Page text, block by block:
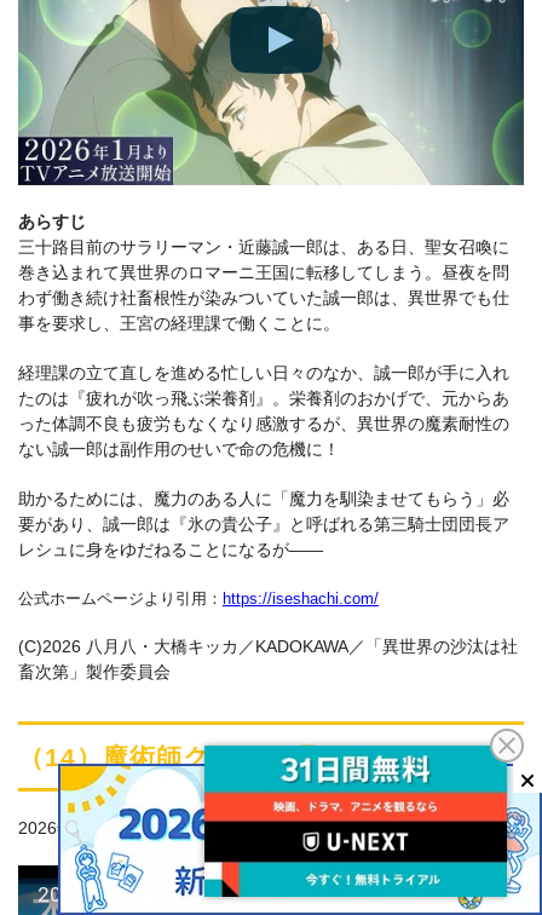
あらすじ
三十路目前のサラリーマン・近藤誠一郎は、ある日、聖女召喚に
巻き込まれて異世界のロマーニ王国に転移してしまう。昼夜を問
わず働き続け社畜根性が染みついていた誠一郎は、異世界でも仕
事を要求し、王宮の経理課で働くことに。
経理課の立て直しを進める忙しい日々のなか、誠一郎が手に入れ
たのは『疲れが吹っ飛ぶ栄養剤』。栄養剤のおかげで、元からあ
った体調不良も疲労もなくなり感激するが、異世界の魔素耐性の
ない誠一郎は副作用のせいで命の危機に！
助かるためには、魔力のある人に「魔力を馴染ませてもらう」必
要があり、誠一郎は『氷の貴公子』と呼ばれる第三騎士団団長ア
レシュに身をゆだねることになるが――
公式ホームページより引用： https://iseshachi.com/
(C)2026 八月八・大橋キッカ／KADOKAWA／「異世界の沙汰は社
畜次第」製作委員会
（14）魔術師クノンは見えている
2026年1月4日放送TVアニメ「魔術師クノンは見えている」本PV
2026年1月4日放送TVアニメ「魔術師クノンは見えている」本PV